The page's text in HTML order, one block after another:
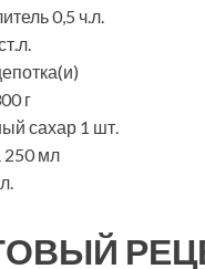
0,5 ч.л.
г
сахар 1 шт.
250 мл